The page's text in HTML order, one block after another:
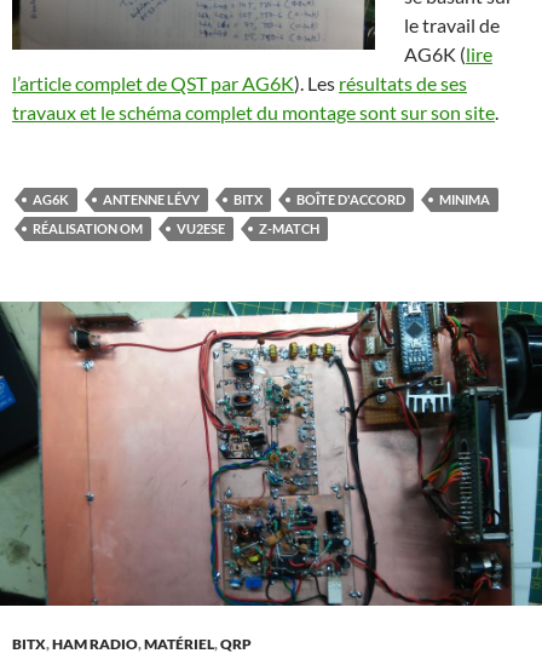
le travail de
AG6K (lire
l’article complet de QST par AG6K). Les résultats de ses
travaux et le schéma complet du montage sont sur son site
AG6K ANTENNE LÉVY BITX BOÎTE D'ACCORD
MINIMA
RÉALISATION OM
VU2ESE Z-MATCH
BITX,HAM RADIO,MATÉRIEL,QRP